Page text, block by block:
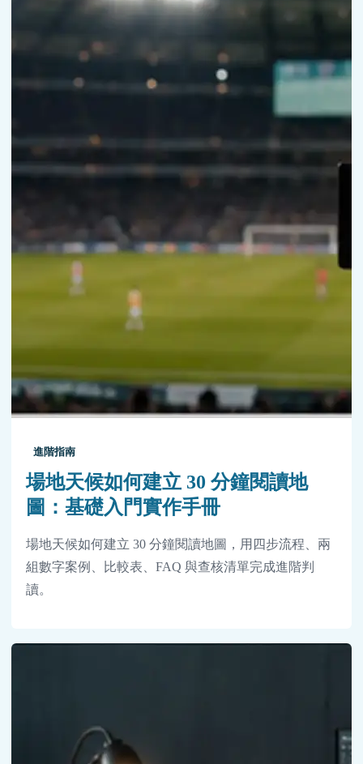
進階指南
場地天候如何建立 30 分鐘閱讀地
圖：基礎入門實作手冊
場地天候如何建立 30 分鐘閱讀地圖，用四步流程、兩
組數字案例、比較表、FAQ 與查核清單完成進階判
讀。